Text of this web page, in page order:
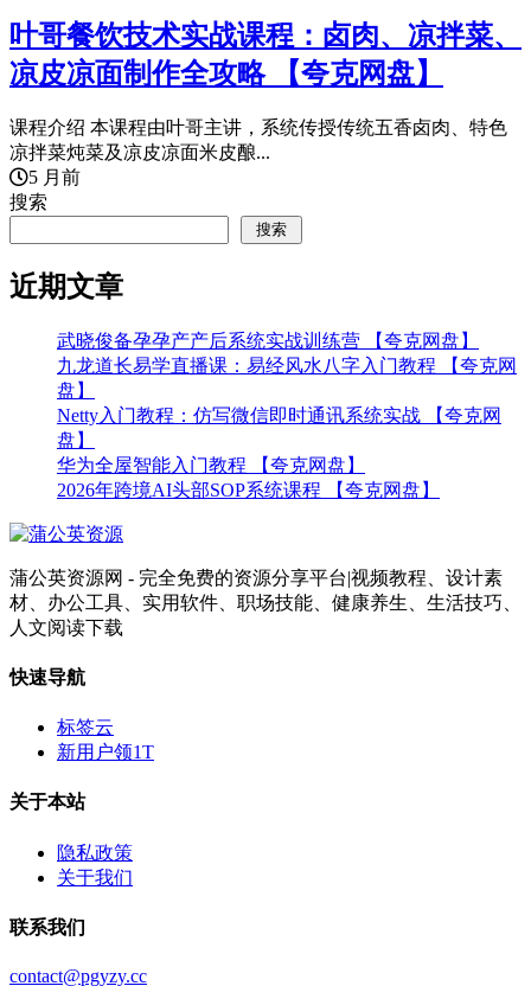
叶哥餐饮技术实战课程：卤肉、凉拌菜、
凉皮凉面制作全攻略 【夸克网盘】
课程介绍 本课程由叶哥主讲，系统传授传统五香卤肉、特色
凉拌菜炖菜及凉皮凉面米皮酿...
5 月前
搜索
搜索
近期文章
武晓俊备孕孕产产后系统实战训练营 【夸克网盘】
九龙道长易学直播课：易经风水八字入门教程 【夸克网
盘】
Netty入门教程：仿写微信即时通讯系统实战 【夸克网
盘】
华为全屋智能入门教程 【夸克网盘】
2026年跨境AI头部SOP系统课程 【夸克网盘】
蒲公英资源网 - 完全免费的资源分享平台|视频教程、设计素
材、办公工具、实用软件、职场技能、健康养生、生活技巧、
人文阅读下载
快速导航
标签云
新用户领1T
关于本站
隐私政策
关于我们
联系我们
contact@pgyzy.cc